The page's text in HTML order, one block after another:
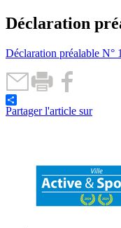
Déclaration
Déclaration préalable N°
Partager l'article sur